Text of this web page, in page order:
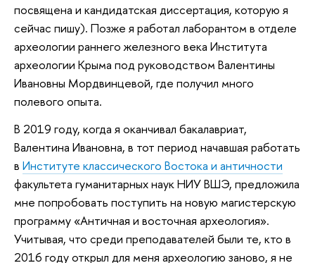
посвящена и кандидатская диссертация, которую я
сейчас пишу). Позже я работал лаборантом в отделе
археологии раннего железного века Института
археологии Крыма под руководством Валентины
Ивановны Мордвинцевой, где получил много
полевого опыта.
В 2019 году, когда я оканчивал бакалавриат,
Валентина Ивановна, в тот период начавшая работать
в Институте классического Востока и античности
факультета гуманитарных наук НИУ ВШЭ, предложила
мне попробовать поступить на новую магистерскую
программу «Античная и восточная археология».
Учитывая, что среди преподавателей были те, кто в
2016 году открыл для меня археологию заново, я не